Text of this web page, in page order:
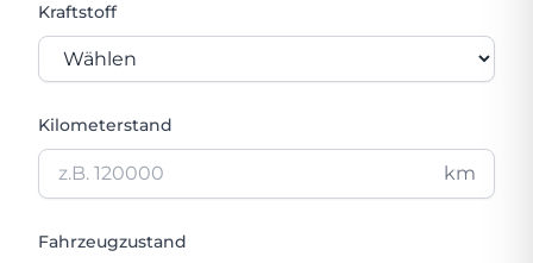
Kraftstoff
Kilometerstand
km
Fahrzeugzustand